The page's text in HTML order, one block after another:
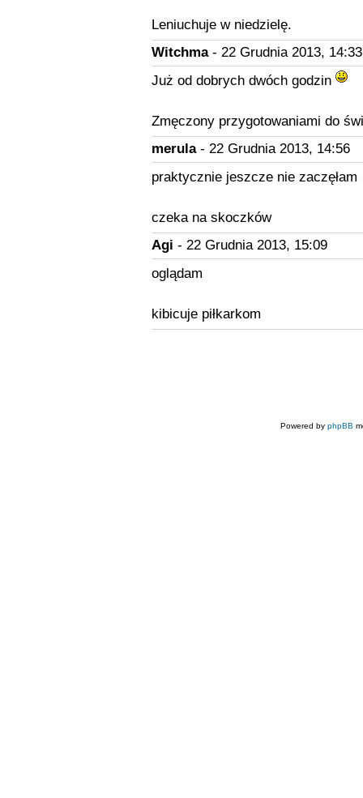
Leniuchuje w niedzielę.
Witchma- 22 Grudnia 2013, 14:33
Już od dobrych dwóch godzin
Zmęczony przygotowaniami do
merula- 22 Grudnia 2013, 14:56
praktycznie jeszcze nie zaczęłam
czeka na skoczków
Agi - 22 Grudnia 2013, 15:09
oglądam
kibicuje piłkarkom
Powered by phpBB